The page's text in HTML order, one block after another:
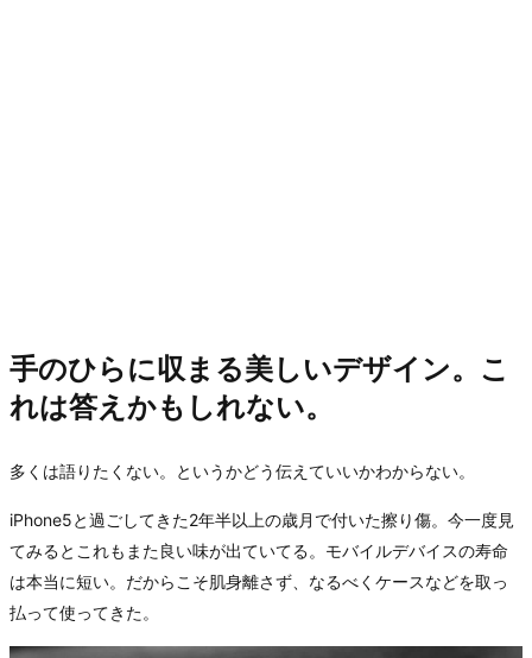
手のひらに収まる美しいデザイン。こ
れは答えかもしれない。
多くは語りたくない。というかどう伝えていいかわからない。
iPhone5と過ごしてきた2年半以上の歳月で付いた擦り傷。今一度見
てみるとこれもまた良い味が出ていてる。モバイルデバイスの寿命
は本当に短い。だからこそ肌身離さず、なるべくケースなどを取っ
払って使ってきた。